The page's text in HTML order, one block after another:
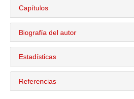
Capítulos
Biografía del autor
Estadísticas
Referencias